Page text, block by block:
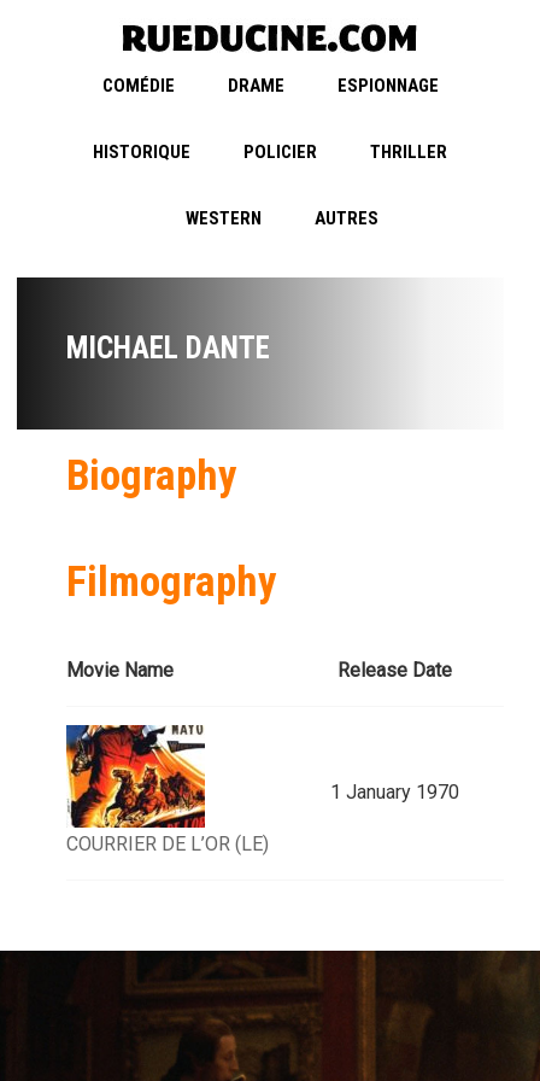
COMÉDIE DRAME ESPIONNAGE
HISTORIQUE POLICIER THRILLER
WESTERN AUTRES
MICHAEL DANTE
Biography
Filmography
Movie Name Release Date
COURRIER DE L’OR (LE)
1 January 1970